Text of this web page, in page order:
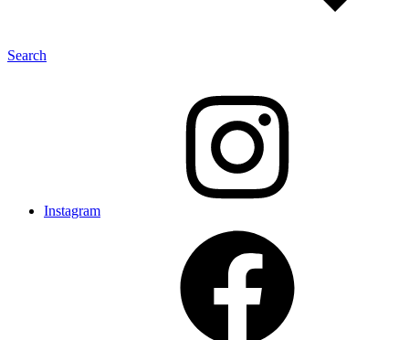
Search
Instagram